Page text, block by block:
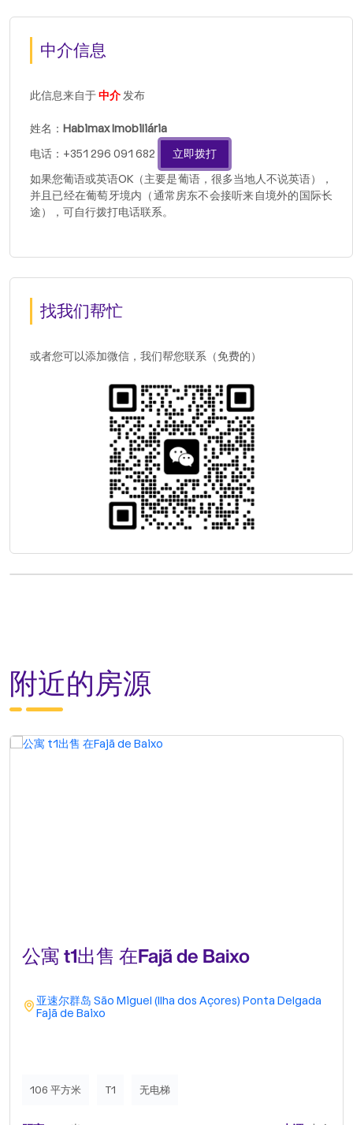
中介信息
此信息来自于中介发布
姓名： Habimax Imobiliária
电话：+351 296 091 682
立即拨打
如果您葡语或英语OK（主要是葡语，很多当地人不说英语），
并且已经在葡萄牙境内（通常房东不会接听来自境外的国际长
途），可自行拨打电话联系。
找我们帮忙
或者您可以添加微信，我们帮您联系（免费的）
附近的房源
公寓 t1出售 在Fajã de Baixo
亚速尔群岛 São Miguel (Ilha dos Açores) Ponta Delgada
Fajã de Baixo
106 平方米 T1 无电梯